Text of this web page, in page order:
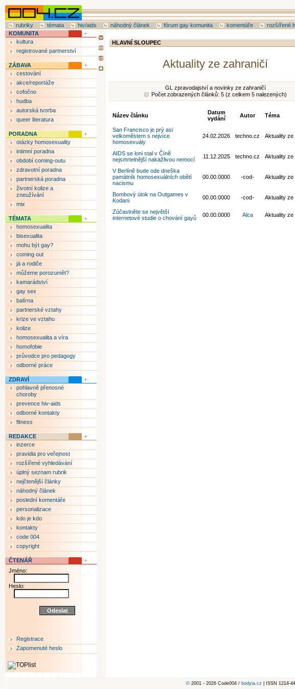
rubriky témata hiv/aids náhodný článek fórum gay komunita komentáře rozšířené
HLAVNÍ SLOUPEC
Aktuality ze zahraničí
GL zpravodajství a novinky ze zahraničí
Počet zobrazených článků: 5 (z celkem 5 nalezených)
Název článku
Datum
vydání
Autor Téma
San Francisco je prý asi
velkoměstem s nejvíce
homosexuály
24.02.2026 techno.cz Aktuality
AIDS se loni stal v Číně
nejsmrtelnější nakažlivou nemocí
11.12.2025 techno.cz Aktuality
V Berlíně bude ode dneška
památník homosexuálních obětí
nacismu
00.00.0000 -cod- Aktuality
Bombový útok na Outgames v
Kodani
00.00.0000 -cod- Aktuality
Zúčastněte se největší
internetové studie o chování gayů
00.00.0000 Alca Aktuality
KOMUNITA
kultura
registrované partnerství
ZÁBAVA
cestování
akce/reportáže
cofočno
hudba
autorská tvorba
queer literatura
PORADNA
otázky homosexuality
intimní poradna
období coming-outu
zdravotní poradna
partnerská poradna
životní kolize a
zneužívání
mix
TÉMATA
homosexualita
bisexualita
mohu být gay?
coming out
já a rodiče
můžeme porozumět?
kamarádství
gay sex
balírna
partnerské vztahy
krize ve vztahu
kolize
homosexualita a víra
homofobie
průvodce pro pedagogy
odborné práce
ZDRAVÍ
pohlavně přenosné
choroby
prevence hiv-aids
odborné kontakty
fitness
REDAKCE
inzerce
pravidla pro veřejnost
rozšířené vyhledávání
úplný seznam rubrik
nejčtenější články
náhodný článek
poslední komentáře
personalizace
kdo je kdo
kontakty
code 004
copyright
ČTENÁŘ
Jméno:
Heslo:
Registrace
Zapomenuté heslo
© 2001 - 2026 Code004 / bodyia.cz | ISSN 1214-